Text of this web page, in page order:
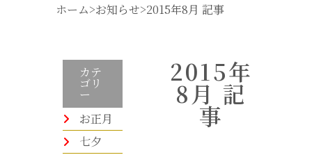
ホーム>お知らせ>2015年8月 記事
カテ
ゴリ
ー
お正月
七夕
2015年
8月 記
事